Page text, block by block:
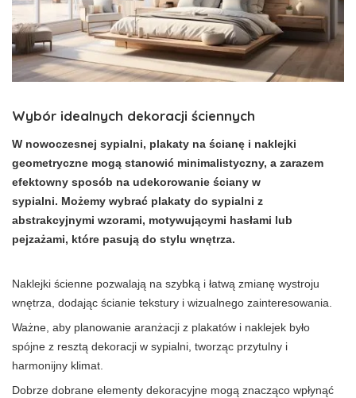
Wybór idealnych dekoracji ściennych
W nowoczesnej sypialni, plakaty na ścianę i naklejki
geometryczne mogą stanowić minimalistyczny, a zarazem
efektowny sposób na udekorowanie ściany w
sypialni. Możemy wybrać plakaty do sypialni z
abstrakcyjnymi wzorami, motywującymi hasłami lub
pejzażami, które pasują do stylu wnętrza.
Naklejki ścienne pozwalają na szybką i łatwą zmianę wystroju
wnętrza, dodając ścianie tekstury i wizualnego zainteresowania.
Ważne, aby planowanie aranżacji z plakatów i naklejek było
spójne z resztą dekoracji w sypialni, tworząc przytulny i
harmonijny klimat.
Dobrze dobrane elementy dekoracyjne mogą znacząco wpłynąć